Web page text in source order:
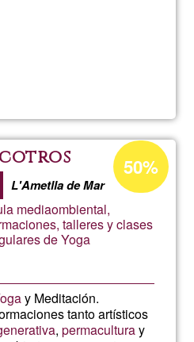
L'Ametlla de Mar
mediaombiental,
talleres y clases
de Yoga
y Meditación.
tanto artísticos
,permaculturay
Percentuale
di
accettazione
del
50%